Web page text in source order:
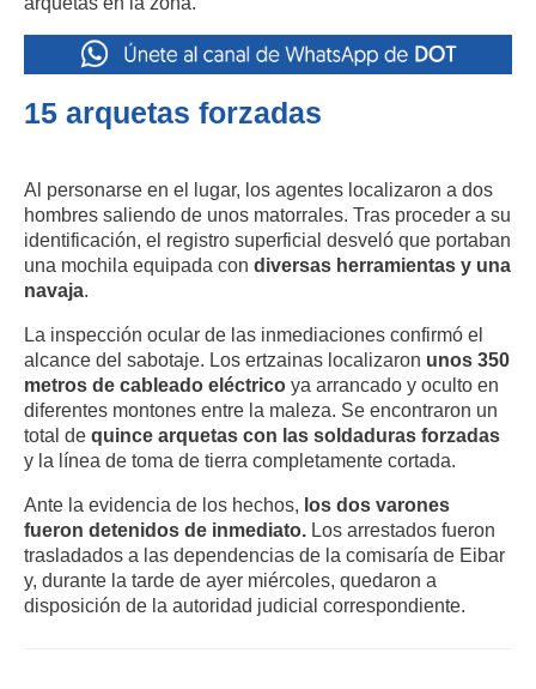
15 arquetas forzadas
Al personarse en el lugar, los agentes localizaron a dos
hombres saliendo de unos matorrales. Tras proceder a su
identificación, el registro superficial desveló que portaban
una mochila equipada con diversas herramientas y una
navaja.
La inspección ocular de las inmediaciones confirmó el
alcance del sabotaje. Los ertzainas localizaron unos 350
metros de cableado eléctrico ya arrancado y oculto en
diferentes montones entre la maleza. Se encontraron un
total de quince arquetas con las soldaduras forzadas
y la línea de toma de tierra completamente cortada.
Ante la evidencia de los hechos, los dos varones
fueron detenidos de inmediato. Los arrestados fueron
trasladados a las dependencias de la comisaría de Eibar
y, durante la tarde de ayer miércoles, quedaron a
disposición de la autoridad judicial correspondiente.